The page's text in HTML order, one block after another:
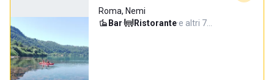
Roma, Nemi
Bar· Ristorante·e altri 7…